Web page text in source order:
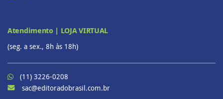
Atendimento | LOJA VIRTUAL
(seg. a sex., 8h às 18h)
(11) 3226-0208
sac@editoradobrasil.com.br